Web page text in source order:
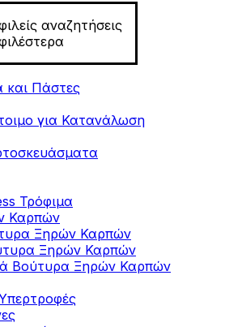
αναζητήσεις
και Πάστες
για Κατανάλωση
Τρόφιμα
Καρπών
Ξηρών Καρπών
Ξηρών Καρπών
Βούτυρα Ξηρών Καρπών